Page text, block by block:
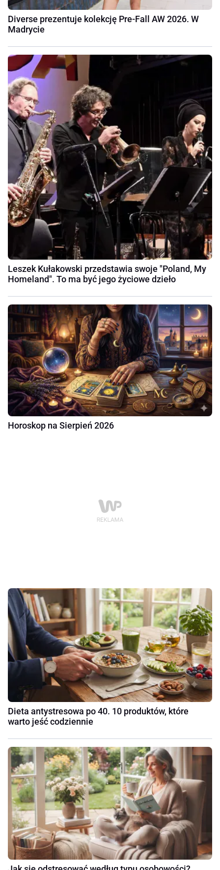
Diverse prezentuje kolekcję Pre-Fall AW 2026. W
Madrycie
Leszek Kułakowski przedstawia swoje "Poland, My
Homeland". To ma być jego życiowe dzieło
Horoskop na Sierpień 2026
Dieta antystresowa po 40. 10 produktów, które
warto jeść codziennie